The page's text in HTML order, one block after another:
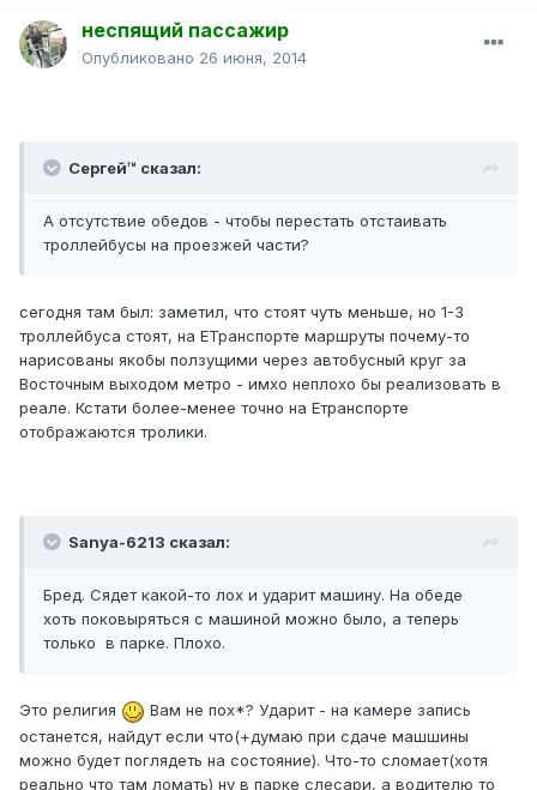
неспящий пассажир
Опубликовано 26 июня, 2014
Сергей™ сказал:
А отсутствие обедов - чтобы перестать отстаивать
троллейбусы на проезжей части?
сегодня там был: заметил, что стоят чуть меньше, но 1-3
троллейбуса стоят, на ЕТранспорте маршруты почему-то
нарисованы якобы ползущими через автобусный круг за
Восточным выходом метро - имхо неплохо бы реализовать в
реале. Кстати более-менее точно на Етранспорте
отображаются тролики.
Sanya-6213 сказал:
Бред. Сядет какой-то лох и ударит машину. На обеде
хоть поковыряться с машиной можно было, а теперь
только в парке. Плохо.
Это религия
Вам не пох*? Ударит - на камере запись
останется, найдут если что(+думаю при сдаче машшины
можно будет поглядеть на состояние). Что-то сломает(хотя
реально что там ломать) ну в парке слесари, а водителю то